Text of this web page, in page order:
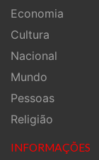
Economia
Cultura
Nacional
Mundo
Pessoas
Religião
INFORMAÇÕES